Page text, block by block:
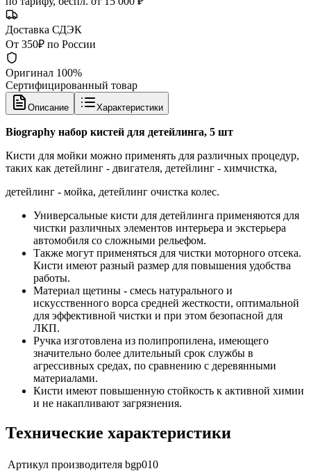
Доставка СДЭК
От 350₽ по России
Оригинал 100%
Сертифицированный товар
Описание Характеристики
Biography набор кистей для детейлинга, 5 шт
Кисти для мойки можно применять для различных процедур,
таких как детейлинг - двигателя, детейлинг - химчистка,
детейлинг - мойка, детейлинг очистка колес.
Универсальные кисти для детейлинга применяются для
чистки различных элементов интерьера и экстерьера
автомобиля со сложными рельефом.
Также могут применяться для чистки моторного отсека.
Кисти имеют разный размер для повышения удобства
работы.
Материал щетины - смесь натурального и
искусственного ворса средней жесткости, оптимальной
для эффективной чистки и при этом безопасной для
ЛКП.
Ручка изготовлена из полипропилена, имеющего
значительно более длительный срок службы в
агрессивных средах, по сравнению с деревянными
материалами.
Кисти имеют повышенную стойкость к активной химии
и не накапливают загрязнения.
Технические характеристики
Артикул производителя bgp010